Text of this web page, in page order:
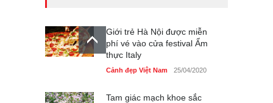
Giới trẻ Hà Nội được miễn
phí vé vào cửa festival Ẩm
thực Italy
Cảnh đẹp Việt Nam 25/04/2020
Tam giác mạch khoe sắc